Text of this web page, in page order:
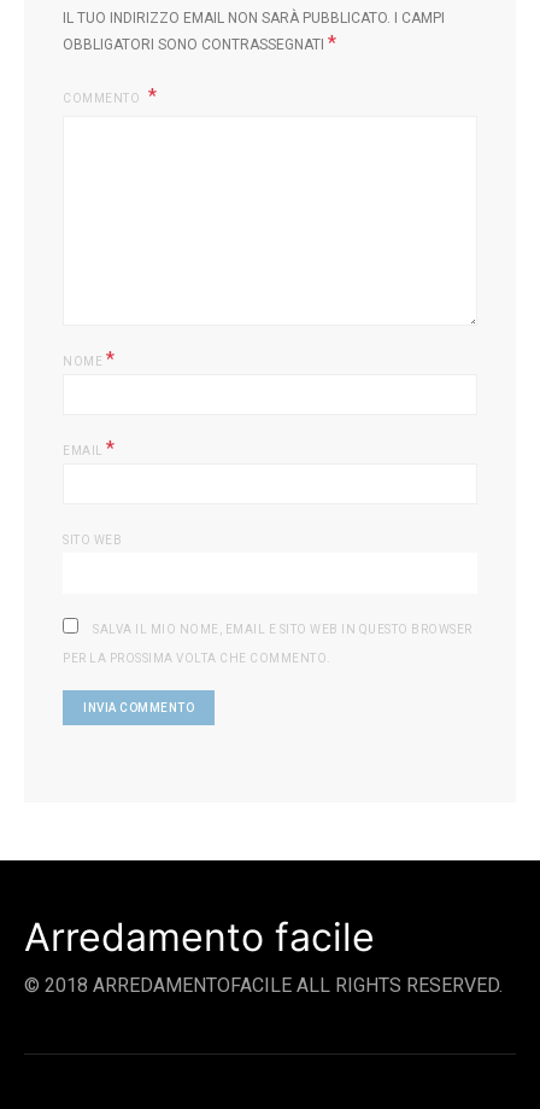
IL TUO INDIRIZZO EMAIL NON SARÀ PUBBLICATO.
I CAMPI
OBBLIGATORI SONO CONTRASSEGNATI *
COMMENTO
NOME *
EMAIL *
SITO WEB
SALVA IL MIO NOME, EMAIL E SITO WEB IN QUESTO BROWSER
PER LA PROSSIMA VOLTA CHE COMMENTO.
Arredamento facile
© 2018 ARREDAMENTOFACILE ALL RIGHTS RESERVED.